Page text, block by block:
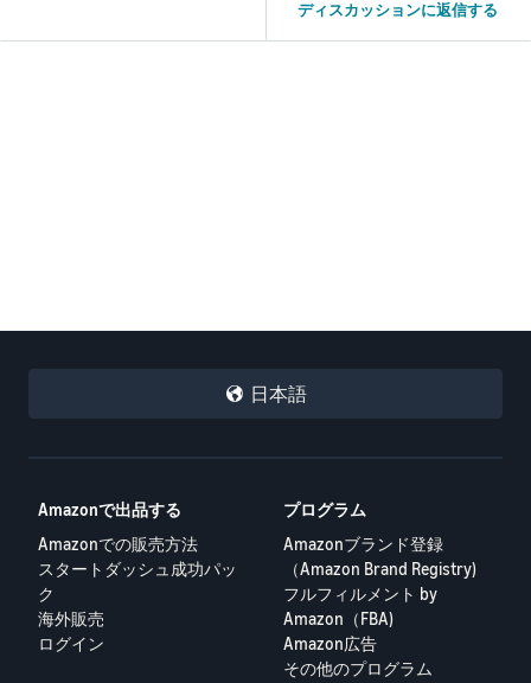
ディスカッションに返信する
日本語
Amazonで出品する
Amazonでの販売方法
スタートダッシュ成功パッ
ク
海外販売
ログイン
プログラム
Amazonブランド登録
（Amazon Brand Registry)
フルフィルメント by
Amazon（FBA)
Amazon広告
その他のプログラム